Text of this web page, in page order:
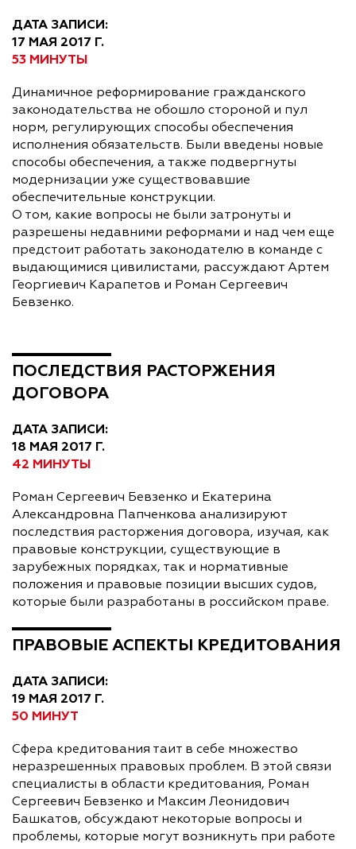
ДАТА ЗАПИСИ:
17 МАЯ 2017 Г.
53 МИНУТЫ
Динамичное реформирование гражданского
законодательства не обошло стороной и пул
норм, регулирующих способы обеспечения
исполнения обязательств. Были введены новые
способы обеспечения, а также подвергнуты
модернизации уже существовавшие
обеспечительные конструкции.
О том, какие вопросы не были затронуты и
разрешены недавними реформами и над чем еще
предстоит работать законодателю в команде с
выдающимися цивилистами, рассуждают Артем
Георгиевич Карапетов и Роман Сергеевич
Бевзенко.
ПОСЛЕДСТВИЯ РАСТОРЖЕНИЯ
ДОГОВОРА
ДАТА ЗАПИСИ:
18 МАЯ 2017 Г.
42 МИНУТЫ
Роман Сергеевич Бевзенко и Екатерина
Александровна Папченкова анализируют
последствия расторжения договора, изучая, как
правовые конструкции, существующие в
зарубежных порядках, так и нормативные
положения и правовые позиции высших судов,
которые были разработаны в российском праве.
ПРАВОВЫЕ АСПЕКТЫ КРЕДИТОВАНИЯ
ДАТА ЗАПИСИ:
19 МАЯ 2017 Г.
50 МИНУТ
Сфера кредитования таит в себе множество
неразрешенных правовых проблем. В этой связи
специалисты в области кредитования, Роман
Сергеевич Бевзенко и Максим Леонидович
Башкатов, обсуждают некоторые вопросы и
проблемы, которые могут возникнуть при работе